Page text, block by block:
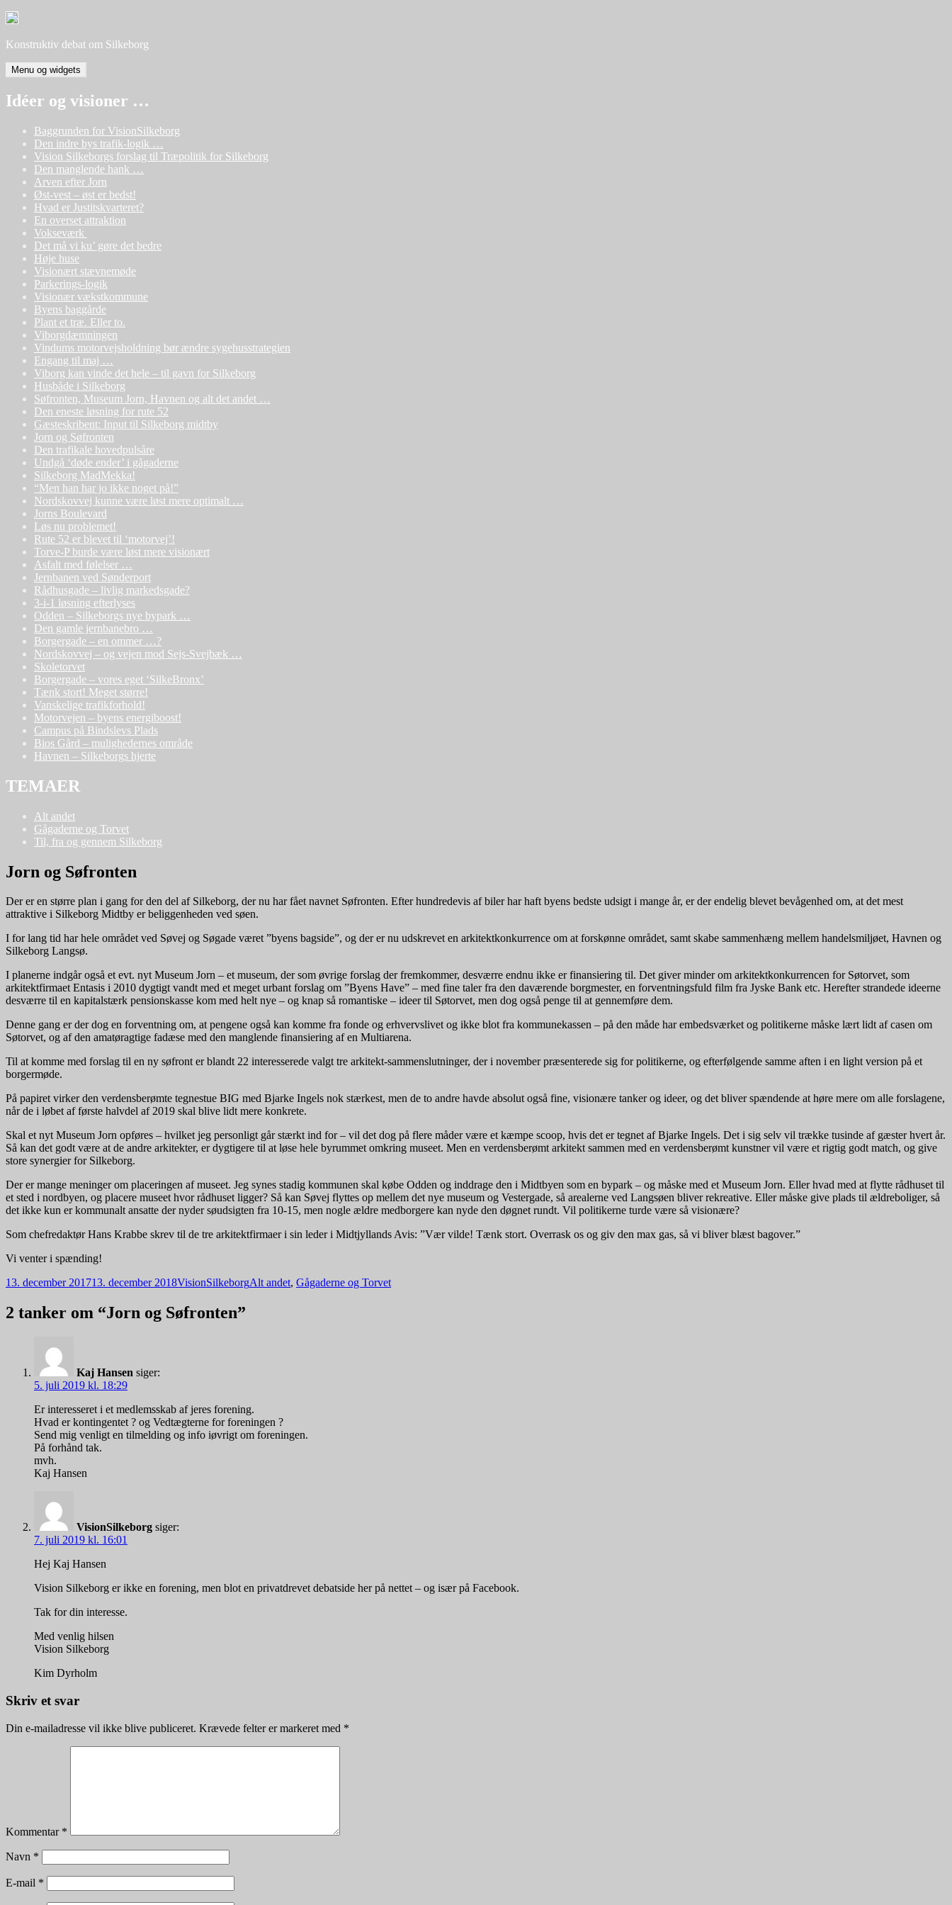
Hop
indhold
Konstruktiv debat om Silkeborg
Menu og widgets
Idéer og visioner …
Baggrunden for VisionSilkeborg
Den indre bys trafik-logik …
Vision Silkeborgs forslag til Træpolitik for Silkeborg
Den manglende hank …
Arven efter Jorn
Øst-vest – øst er bedst!
Hvad er Justitskvarteret?
En overset attraktion
Vokseværk
Det må vi ku’ gøre det bedre
Høje huse
Visionært stævnemøde
Parkerings-logik
Visionær vækstkommune
Byens baggårde
Plant et træ. Eller to.
Viborgdæmningen
Vindums motorvejsholdning bør ændre sygehusstrategien
Engang til maj …
Viborg kan vinde det hele – til gavn for Silkeborg
Husbåde i Silkeborg
Søfronten, Museum Jorn, Havnen og alt det andet …
Den eneste løsning for rute 52
Gæsteskribent: Input til Silkeborg midtby
Jorn og Søfronten
Den trafikale hovedpulsåre
Undgå ‘døde ender’ i gågaderne
Silkeborg MadMekka!
“Men han har jo ikke noget på!”
Nordskovvej kunne være løst mere optimalt …
Jorns Boulevard
Løs nu problemet!
Rute 52 er blevet til ‘motorvej’!
Torve-P burde være løst mere visionært
Asfalt med følelser …
Jernbanen ved Sønderport
Rådhusgade – livlig markedsgade?
3-i-1 løsning efterlyses
Odden – Silkeborgs nye bypark …
Den gamle jernbanebro …
Borgergade – en ommer …?
Nordskovvej – og vejen mod Sejs-Svejbæk …
Skoletorvet
Borgergade – vores eget ‘SilkeBronx’
Tænk stort! Meget større!
Vanskelige trafikforhold!
Motorvejen – byens energiboost!
Campus på Bindslevs Plads
Bios Gård – mulighedernes område
Havnen – Silkeborgs hjerte
TEMAER
Alt andet
Gågaderne og Torvet
Til, fra og gennem Silkeborg
Jorn og Søfronten
Der er en større plan i gang for den del af Silkeborg, der nu har fået navnet Søfronten. Efter hundredevis af biler har haft byens bedste udsigt i mange år, er der endelig blevet bevågenhed om, at det mest
attraktive i Silkeborg Midtby er beliggenheden ved søen.
I for lang tid har hele området ved Søvej og Søgade været ”byens bagside”, og der er nu udskrevet en arkitektkonkurrence om at forskønne området, samt skabe sammenhæng mellem handelsmiljøet, Havnen og
Silkeborg Langsø.
I planerne indgår også et evt. nyt Museum Jorn – et museum, der som øvrige forslag der fremkommer, desværre endnu ikke er finansiering til. Det giver minder om arkitektkonkurrencen for Søtorvet, som
arkitektfirmaet Entasis i 2010 dygtigt vandt med et meget urbant forslag om ”Byens Have” – med fine taler fra den daværende borgmester, en forventningsfuld film fra Jyske Bank etc. Herefter strandede ideerne
desværre til en kapitalstærk pensionskasse kom med helt nye – og knap så romantiske – ideer til Søtorvet, men dog også penge til at gennemføre dem.
Denne gang er der dog en forventning om, at pengene også kan komme fra fonde og erhvervslivet og ikke blot fra kommunekassen – på den måde har embedsværket og politikerne måske lært lidt af casen om
Søtorvet, og af den amatøragtige fadæse med den manglende finansiering af en Multiarena.
Til at komme med forslag til en ny søfront er blandt 22 interesserede valgt tre arkitekt-sammenslutninger, der i november præsenterede sig for politikerne, og efterfølgende samme aften i en light version på et
borgermøde.
På papiret virker den verdensberømte tegnestue BIG med Bjarke Ingels nok stærkest, men de to andre havde absolut også fine, visionære tanker og ideer, og det bliver spændende at høre mere om alle forslagene,
når de i løbet af første halvdel af 2019 skal blive lidt mere konkrete.
Skal et nyt Museum Jorn opføres – hvilket jeg personligt går stærkt ind for – vil det dog på flere måder være et kæmpe scoop, hvis det er tegnet af Bjarke Ingels. Det i sig selv vil trække tusinde af gæster hvert år.
Så kan det godt være at de andre arkitekter, er dygtigere til at løse hele byrummet omkring museet. Men en verdensberømt arkitekt sammen med en verdensberømt kunstner vil være et rigtig godt match, og give
store synergier for Silkeborg.
Der er mange meninger om placeringen af museet. Jeg synes stadig kommunen skal købe Odden og inddrage den i Midtbyen som en bypark – og måske med et Museum Jorn. Eller hvad med at flytte rådhuset til
et sted i nordbyen, og placere museet hvor rådhuset ligger? Så kan Søvej flyttes op mellem det nye museum og Vestergade, så arealerne ved Langsøen bliver rekreative. Eller måske give plads til ældreboliger, så
det ikke kun er kommunalt ansatte der nyder søudsigten fra 10-15, men nogle ældre medborgere kan nyde den døgnet rundt. Vil politikerne turde være så visionære?
Som chefredaktør Hans Krabbe skrev til de tre arkitektfirmaer i sin leder i Midtjyllands Avis: ”Vær vilde! Tænk stort. Overrask os og giv den max gas, så vi bliver blæst bagover.”
Vi venter i spænding!
Udgivet
13. december 201713. december 2018Forfatter
VisionSilkeborgKategorier
Alt andet, Gågaderne og Torvet
2 tanker om “Jorn og Søfronten”
Kaj Hansen siger:
5. juli 2019 kl. 18:29
Er interesseret i et medlemsskab af jeres forening.
Hvad er kontingentet ? og Vedtægterne for foreningen ?
Send mig venligt en tilmelding og info iøvrigt om foreningen.
På forhånd tak.
mvh.
Kaj Hansen
VisionSilkeborg siger:
7. juli 2019 kl. 16:01
Hej Kaj Hansen
Vision Silkeborg er ikke en forening, men blot en privatdrevet debatside her på nettet – og især på Facebook.
Tak for din interesse.
Med venlig hilsen
Vision Silkeborg
Kim Dyrholm
Skriv et svar
Din e-mailadresse vil ikke blive publiceret. Krævede felter er markeret med *
Kommentar *
Navn *
E-mail *